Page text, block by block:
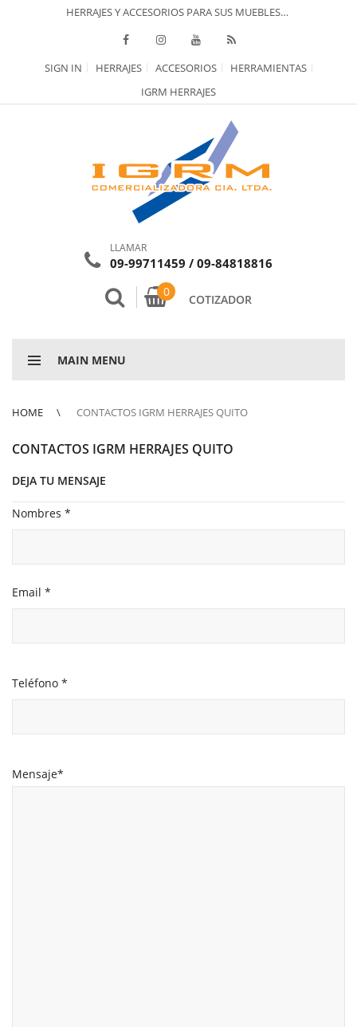
HERRAJES Y ACCESORIOS PARA SUS MUEBLES…
SIGN IN HERRAJES ACCESORIOS
HERRAMIENTAS
IGRM HERRAJES
LLAMAR
09-99711459 / 09-84818816
0
COTIZADOR
MAIN MENU
HOME CONTACTOS IGRM HERRAJES QUITO
CONTACTOS IGRM HERRAJES QUITO
DEJA TU MENSAJE
Nombres *
Email *
Teléfono *
Mensaje*